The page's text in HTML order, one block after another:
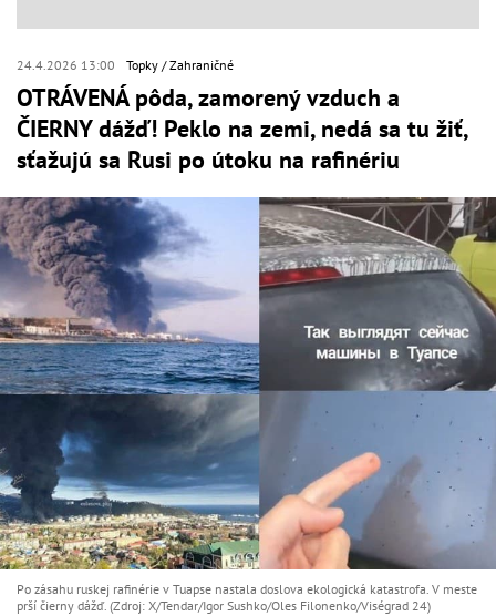
24.4.2026 13:00 Topky Zahraničné
OTRÁVENÁ pôda, zamorený vzduch a
ČIERNY dážď! Peklo na zemi, nedá sa tu žiť,
sťažujú sa Rusi po útoku na rafinériu
Po zásahu ruskej rafinérie v Tuapse nastala doslova ekologická katastrofa. V meste
prší čierny dážď. (Zdroj: X/Tendar/Igor Sushko/Oles Filonenko/Viségrad 24)